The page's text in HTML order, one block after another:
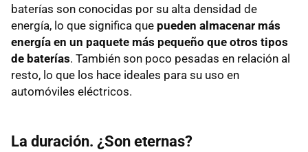
baterías son conocidas por su alta densidad de
energía, lo que significa que pueden almacenar más
energía en un paquete más pequeño que otros tipos
de baterías. También son poco pesadas en relación al
resto, lo que los hace ideales para su uso en
automóviles eléctricos.
La duración. ¿Son eternas?